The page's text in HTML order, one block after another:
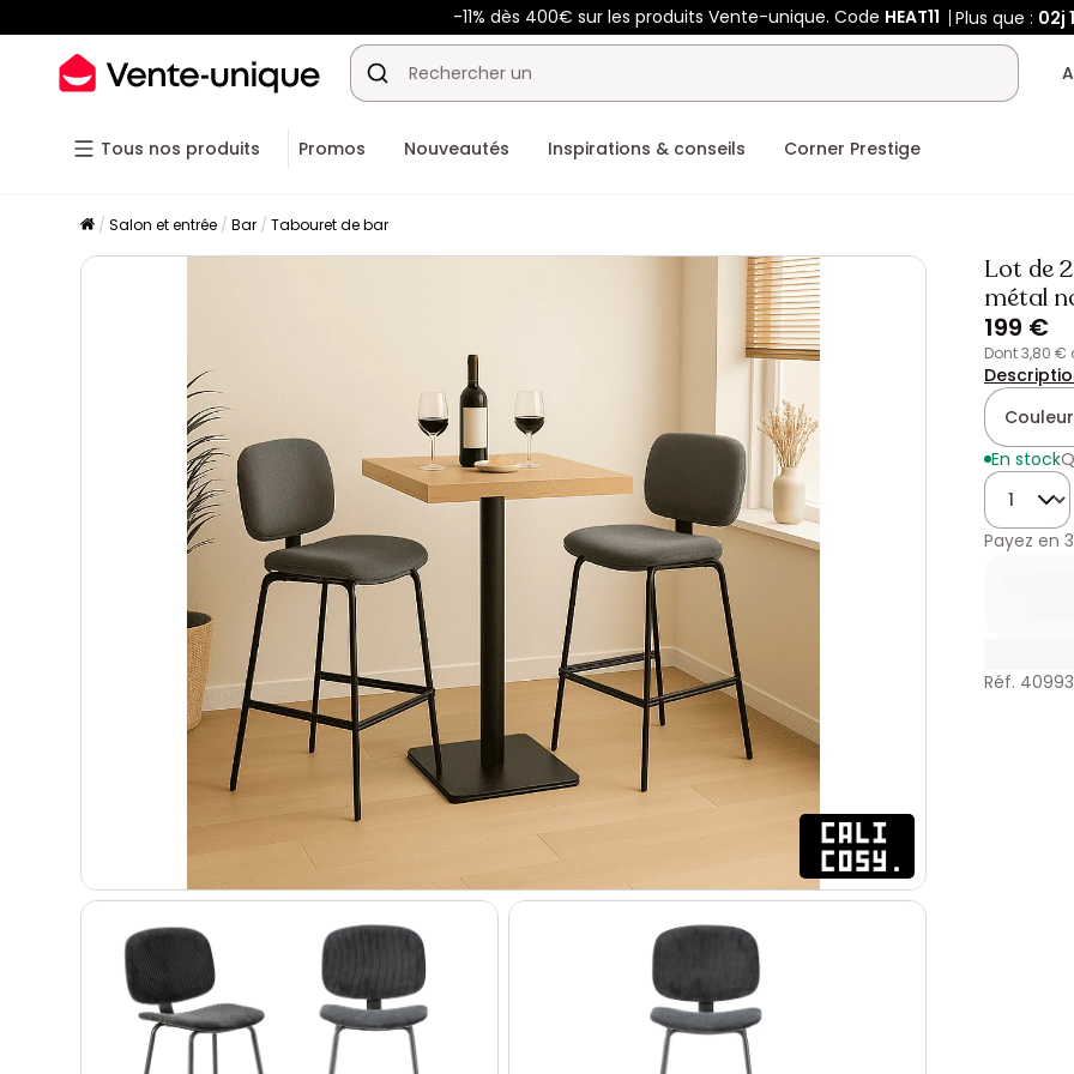
-11% dès 400€ sur les produits Vente-unique. Code HEAT11 Plus que : 02j
Tous nos produits Promos Nouveautés Inspirations & conseils Corner Prestige
Salon et entrée Bar Tabouret de bar
Lot de
métal
199 €
dont 3,80
En stock
Quantité
Payez en
Réf.